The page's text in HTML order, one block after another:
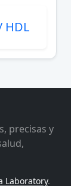
HDL
precisas y
Laboratory.